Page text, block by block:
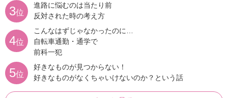
3位
進路に悩むのは当たり前
反対された時の考え方
4位
こんなはずじゃなかったのに…
自転車通勤・通学で
前科一犯
5位
好きなものが見つからない！
好きなものがなくちゃいけないのか？という話